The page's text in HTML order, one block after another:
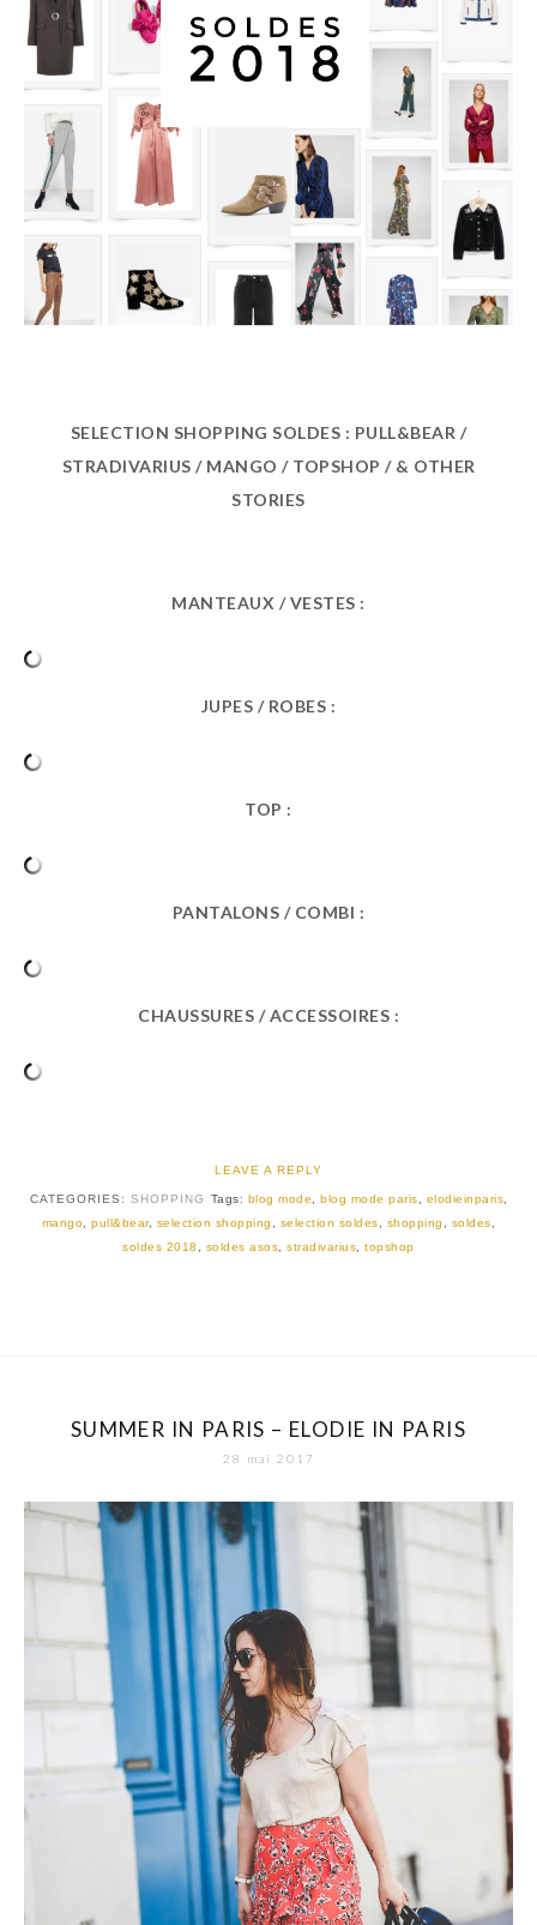
SELECTION SHOPPING SOLDES : PULL&BEAR /
STRADIVARIUS / MANGO / TOPSHOP / & OTHER
STORIES
MANTEAUX / VESTES :
JUPES / ROBES :
TOP :
PANTALONS / COMBI :
CHAUSSURES / ACCESSOIRES :
LEAVE A REPLY
CATEGORIES: SHOPPING Tags: blog mode blog mode paris elodieinparis
mango ,pull&bear, selection shopping selection soldes shopping soldes
soldes 2018
soldes asos ,stradivarius ,topshop
SUMMER IN PARIS – ELODIE IN PARIS
28 mai 2017